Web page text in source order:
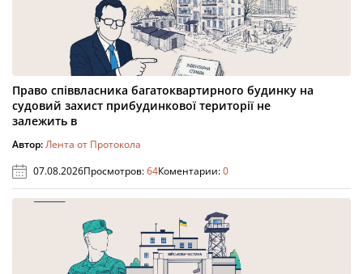
Право співвласника багатоквартирного будинку на
судовий захист прибудинкової території не
залежить в
Автор:Лента от Протокола
07.08.2026Просмотров:64Коментарии:0